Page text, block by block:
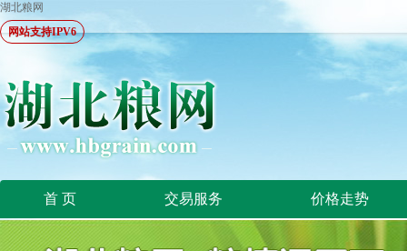
湖北粮网
网站支持IPV6
首 页 交易服务 价格走势